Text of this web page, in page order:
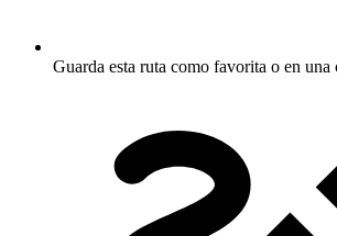
Guarda esta ruta como favorita o en una